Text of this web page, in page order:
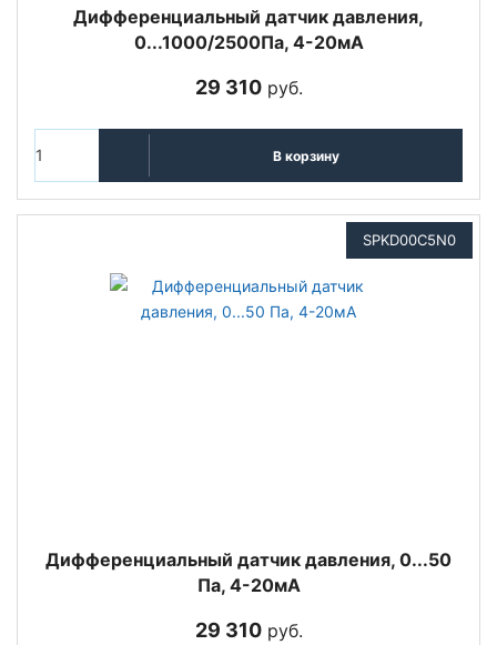
Дифференциальный датчик давления,
0...1000/2500Па, 4-20мА
29 310руб.
В корзину
SPKD00C5N0
Дифференциальный датчик давления, 0...50
Па, 4-20мА
29 310руб.